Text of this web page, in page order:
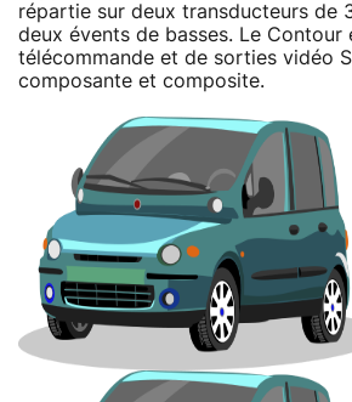
répartie sur deux transducteurs de
deux évents de basses. Le Contour
télécommande et de sorties vidéo
composante et composite.